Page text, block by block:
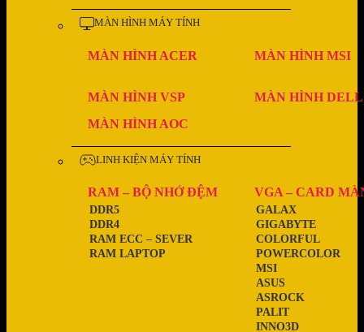
MÀN HÌNH MÁY TÍNH
MÀN HÌNH ACER MÀN HÌNH MSI
MÀN HÌNH VSP
MÀN HÌNH DELL
MÀN HÌNH AOC
LINH KIỆN MÁY TÍNH
RAM – BỘ NHỚ ĐỆM
RAM LAPTOP
RAM ECC – SEVER
DDR4
DDR5
VGA – CARD
INNO3D
PALIT
ASROCK
ASUS
MSI
POWERCOLOR
COLORFUL
GIGABYTE
GALAX